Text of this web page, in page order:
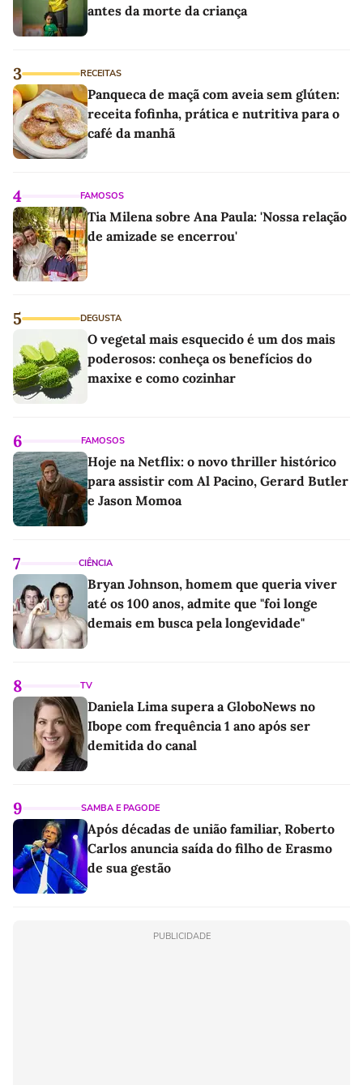
antes da morte da criança
3 RECEITAS
Panqueca de maçã com aveia sem glúten:
receita fofinha, prática e nutritiva para o
café da manhã
4 FAMOSOS
Tia Milena sobre Ana Paula: 'Nossa relação
de amizade se encerrou'
5 DEGUSTA
O vegetal mais esquecido é um dos mais
poderosos: conheça os benefícios do
maxixe e como cozinhar
6 FAMOSOS
Hoje na Netflix: o novo thriller histórico
para assistir com Al Pacino, Gerard Butler
e Jason Momoa
7 CIÊNCIA
Bryan Johnson, homem que queria viver
até os 100 anos, admite que "foi longe
demais em busca pela longevidade"
8 TV
Daniela Lima supera a GloboNews no
Ibope com frequência 1 ano após ser
demitida do canal
9 SAMBA E PAGODE
Após décadas de união familiar, Roberto
Carlos anuncia saída do filho de Erasmo
de sua gestão
PUBLICIDADE